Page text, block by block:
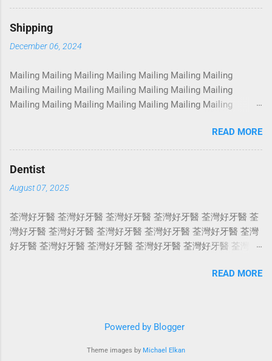
Photoshoot Portrait Services Photoshoot Portrait Services
Photoshoot Portrait Services Photoshoot Portrait Services
Photoshoot Portrait Services Photoshoot Portrait Services
Photoshoot Portrait Services Photoshoot Portrait Services
Photoshoot Portrait Services Photoshoot Portrait Services
Photoshoot Portrait Services Photoshoot Portrait Services
Photoshoot Portrait Services Photoshoot Portrait Services
Photoshoot Portrait Services Photoshoot Portrait Services
Photoshoot Portrait Services Photoshoot Portrait Services
Photosho...
Shipping
December 06, 2024
Mailing Mailing Mailing Mailing Mailing Mailing Mailing
Mailing Mailing Mailing Mailing Mailing Mailing Mailing
Mailing Mailing Mailing Mailing Mailing Mailing Mailing
Mailing Mailing Mailing Mailing Mailing Mailing Mailing
Mailing Mailing Mailing Mailing Mailing Mailing Mailing
Mailing Mailing Mailing Mailing Mailing Mailing Mailing
Mailing Mailing Mailing Mailing Mailing Mailing Mailing
Mailing Mailing Mailing Mailing Mailing Mailing Mailing
Mailing Mailing Mailing Mailing Mailing Mailing Mailing
Mailing Mailing Mailing Mailing Mailing Mailing Mailing
READ MORE
Dentist
August 07, 2025
荃灣好牙醫 荃灣好牙醫 荃灣好牙醫 荃灣好牙醫 荃灣好牙醫 荃
灣好牙醫 荃灣好牙醫 荃灣好牙醫 荃灣好牙醫 荃灣好牙醫 荃灣
好牙醫 荃灣好牙醫 荃灣好牙醫 荃灣好牙醫 荃灣好牙醫 荃灣好
醫 荃灣好牙醫 荃灣好牙醫 荃灣好牙醫 荃灣好牙醫 荃灣好牙醫
牙醫 荃灣好牙醫 荃灣好牙醫 荃灣好牙醫 荃灣好牙醫 荃灣好牙
醫 荃灣好牙醫 荃灣好牙醫 荃灣好牙醫 荃灣好牙醫 荃灣好牙醫
READ MORE
Powered by Blogger
Theme images by Michael Elkan